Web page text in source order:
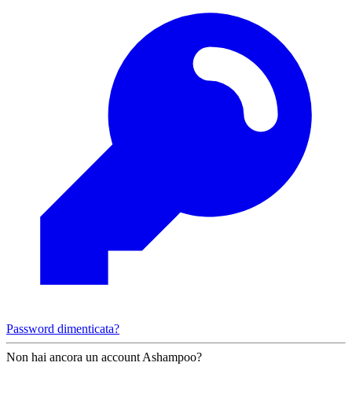
Password dimenticata?
Non hai ancora un account Ashampoo?